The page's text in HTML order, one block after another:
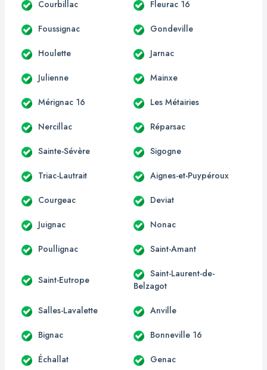
Courbillac Fleurac 16
Foussignac Gondeville
Houlette Jarnac
Julienne Mainxe
Mérignac 16 Les Métairies
Nercillac Réparsac
Sainte-Sévère Sigogne
Triac-Lautrait Aignes-et-Puypéroux
Courgeac Deviat
Juignac Nonac
Poullignac Saint-Amant
Saint-Eutrope
Saint-Laurent-de-
Belzagot
Salles-Lavalette Anville
Bignac Bonneville 16
Échallat Genac